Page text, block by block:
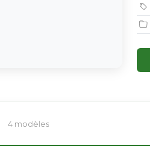
4 modèles